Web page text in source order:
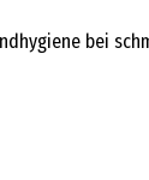
bei